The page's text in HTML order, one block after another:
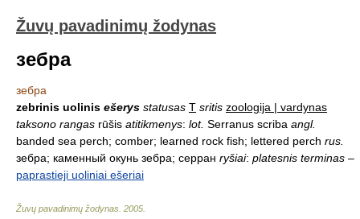
Žuvų pavadinimų žodynas
зебра
зебра
zebrinis uolinis ešerys statusas T sritis zoologija | vardynas
taksono rangas rūšis atitikmenys: lot. Serranus scriba angl.
banded sea perch; comber; learned rock fish; lettered perch rus.
зебра; каменный окунь зебра; серран ryšiai: platesnis terminas –
paprastieji uoliniai ešeriai
Žuvų pavadinimų žodynas 2005